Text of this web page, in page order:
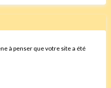
à penser que votre site a été